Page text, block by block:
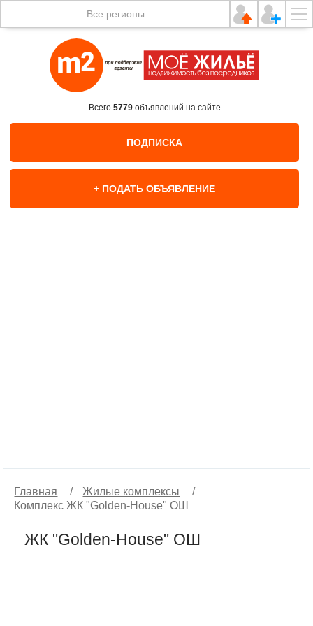
Все регионы
Всего 5779объявлений на сайте
ПОДПИСКА
+ ПОДАТЬ ОБЪЯВЛЕНИЕ
Главная / Жилые комплексы
/
Комплекс ЖК "Golden-House" ОШ
ЖК "Golden-House" ОШ